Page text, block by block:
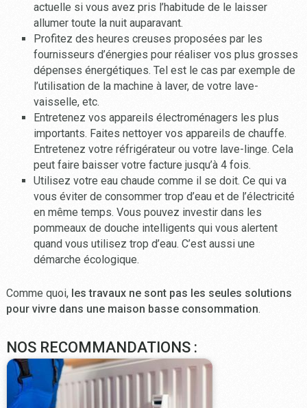
actuelle si vous avez pris l’habitude de le laisser
allumer toute la nuit auparavant.
Profitez des heures creuses proposées par les
fournisseurs d’énergies pour réaliser vos plus grosses
dépenses énergétiques. Tel est le cas par exemple de
l’utilisation de la machine à laver, de votre lave-
vaisselle, etc.
Entretenez vos appareils électroménagers les plus
importants. Faites nettoyer vos appareils de chauffe.
Entretenez votre réfrigérateur ou votre lave-linge. Cela
peut faire baisser votre facture jusqu’à 4 fois.
Utilisez votre eau chaude comme il se doit. Ce qui va
vous éviter de consommer trop d’eau et de l’électricité
en même temps. Vous pouvez investir dans les
pommeaux de douche intelligents qui vous alertent
quand vous utilisez trop d’eau. C’est aussi une
démarche écologique.
Comme quoi, les travaux ne sont pas les seules solutions
pour vivre dans une maison basse consommation.
NOS RECOMMANDATIONS :